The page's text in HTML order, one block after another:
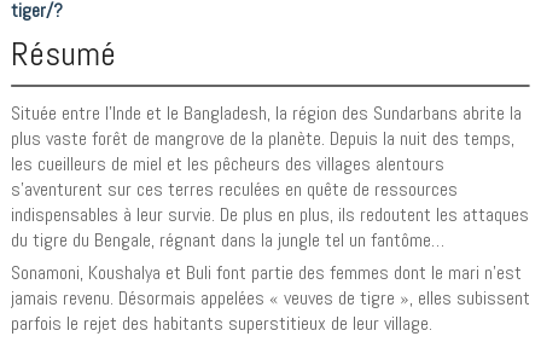
tiger/?
Résumé
Située entre l’Inde et le Bangladesh, la région des Sundarbans abrite la
plus vaste forêt de mangrove de la planète. Depuis la nuit des temps,
les cueilleurs de miel et les pêcheurs des villages alentours
s’aventurent sur ces terres reculées en quête de ressources
indispensables à leur survie. De plus en plus, ils redoutent les attaques
du tigre du Bengale, régnant dans la jungle tel un fantôme…
Sonamoni, Koushalya et Buli font partie des femmes dont le mari n’est
jamais revenu. Désormais appelées « veuves de tigre », elles subissent
parfois le rejet des habitants superstitieux de leur village.